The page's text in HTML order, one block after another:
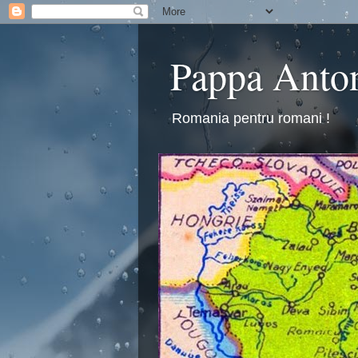
Pappa
Romania pentru romani !